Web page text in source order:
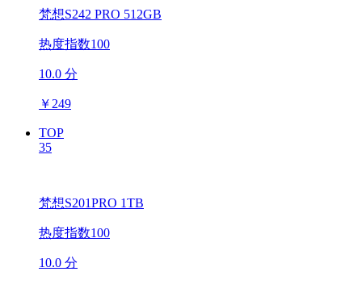
梵想S242 PRO 512GB
热度指数100
10.0 分
￥ 249
TOP
35
梵想S201PRO 1TB
热度指数100
10.0 分